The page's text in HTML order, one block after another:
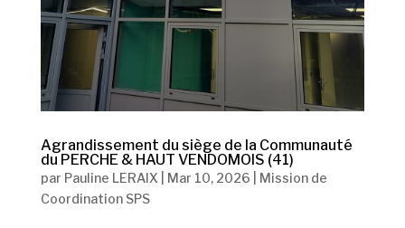
Agrandissement du siège de la Communauté
du PERCHE & HAUT VENDOMOIS (41)
par Pauline LERAIX Mar 10, 2026
Mission de
Coordination SPS